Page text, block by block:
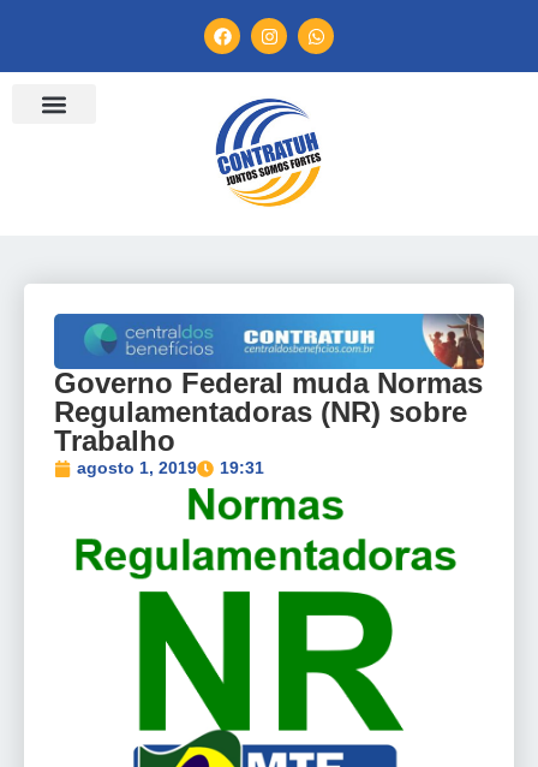
Governo Federal muda Normas
Regulamentadoras (NR) sobre
Trabalho
agosto 1, 2019 19:31